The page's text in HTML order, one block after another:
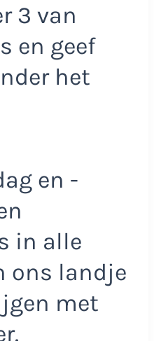
3 van
en geef
het
en -
in alle
ons landje
met